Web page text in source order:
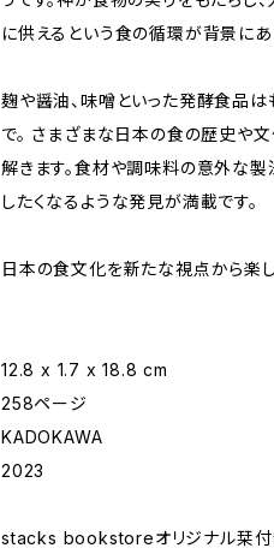
に供えるという食の循環が背景にあ
麹や醤油、味噌といった発酵食品は
で。 さまざまな日本の食の歴史や
解きます。食材や調味料の意外な
したくなるような発見が満載です。
日本の食文化を新たな視点から楽
12.8 x 1.7 x 18.8 cm
258ページ
KADOKAWA
2023
stacks bookstoreオリジナル栞付